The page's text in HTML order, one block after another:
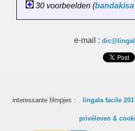
30 voorbeelden (bandakisa
e-mail :
interessante filmpjes : lingala facile
privéleven &